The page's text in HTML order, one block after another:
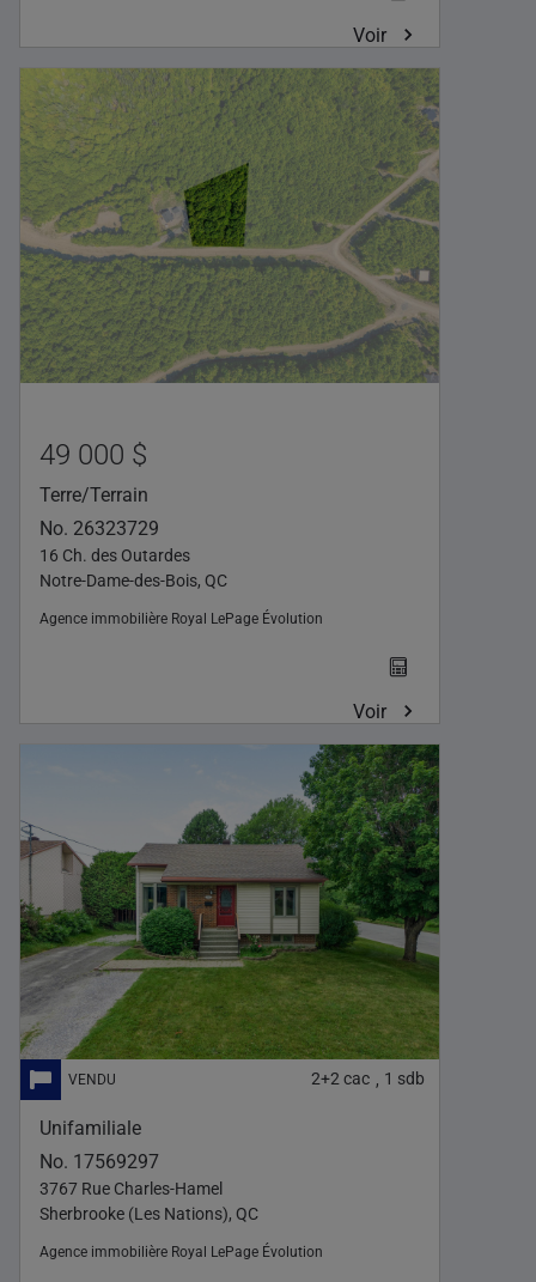
Voir
49 000 $
Terre/Terrain
No. 26323729
16 Ch. des Outardes
Notre-Dame-des-Bois, QC
Agence immobilière Royal LePage Évolution
Voir
2+2 cac , 1 sdb
Unifamiliale
No. 17569297
3767 Rue Charles-Hamel
Sherbrooke (Les Nations), QC
Agence immobilière Royal LePage Évolution